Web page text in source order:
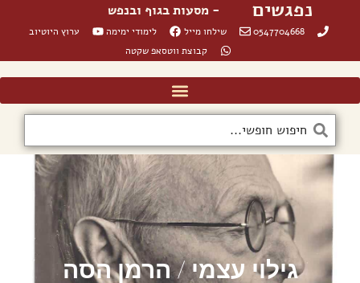
נפגשים - מסעות בגוף ובנפש
0547704668 שילחו מייל לימודי ימימה
ערוץ היוטיוב
קבוצת ווטסאפ שקטה
גילוי עצמי / הרמן הסה